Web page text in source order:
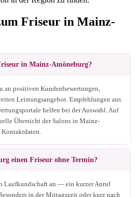
Friseur in Mainz-
in Mainz-Amöneburg?
an positiven Kundenbewertungen,
Leistungsangebot. Empfehlungen aus
helfen bei der Auswahl. Auf
Übersicht der Salons in Mainz-
einen Friseur ohne Termin?
Laufkundschaft an — ein kurzer Anruf
in der Mittagszeit oder kurz nach